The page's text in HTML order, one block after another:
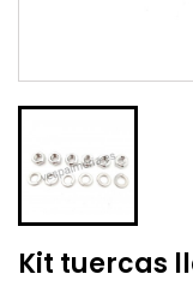
Kit tuercas